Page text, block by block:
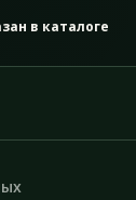
в каталоге